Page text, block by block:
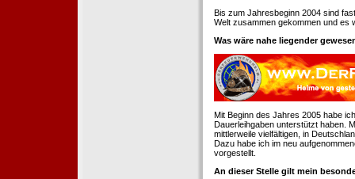
Bis zum Jahresbeginn 2004 sind
Welt zusammen gekommen und es
Was wäre nahe liegender
Mit Beginn des Jahres 2005 habe
Dauerleihgaben unterstützt haben.
mittlerweile vielfältigen, in
Dazu habe ich im neu
vorgestellt.
An dieser Stelle gilt mein